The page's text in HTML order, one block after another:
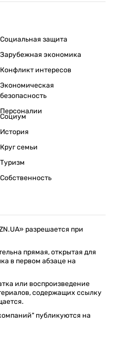
Социальная защита
Зарубежная экономика
Конфликт интересов
Экономическая
безопасность
Персоналии
Социум
История
Круг семьи
Туризм
Собственность
разрешается при
прямая, открытая для
в первом абзаце на
или воспроизведение
содержащих ссылку
публикуются на